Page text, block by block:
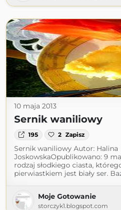
10 maja 2013
Sernik waniliowy
195 2 Zapisz
Sernik waniliowy Autor: Halina
JoskowskaOpublikowano: 9
rodzaj słodkiego ciasta,
pierwiastkiem jest biały ser.
Moje Gotowanie
storczyk1.blogspot.com